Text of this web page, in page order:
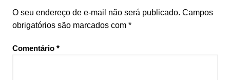
O seu endereço de e-mail não será publicado. Campos
obrigatórios são marcados com *
Comentário *